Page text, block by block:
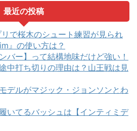
最近の投稿
で桜木のシュート練習が見られ
』の使い方は？
バー】って結構地味だけど強い！
中打ち切りの理由は？山王戦は見
デルがマジック・ジョンソンとわ
いてるバッシュは【インティミデ